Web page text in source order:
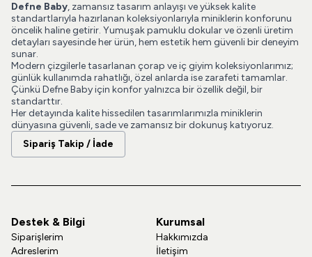
Defne Baby, zamansız tasarım anlayışı ve yüksek kalite
standartlarıyla hazırlanan koleksiyonlarıyla miniklerin konforunu
öncelik haline getirir. Yumuşak pamuklu dokular ve özenli üretim
detayları sayesinde her ürün, hem estetik hem güvenli bir deneyim
sunar.
Modern çizgilerle tasarlanan çorap ve iç giyim koleksiyonlarımız;
günlük kullanımda rahatlığı, özel anlarda ise zarafeti tamamlar.
Çünkü Defne Baby için konfor yalnızca bir özellik değil, bir
standarttır.
Her detayında kalite hissedilen tasarımlarımızla miniklerin
dünyasına güvenli, sade ve zamansız bir dokunuş katıyoruz.
Sipariş Takip / İade
Destek & Bilgi
Siparişlerim
Adreslerim
Kurumsal
Hakkımızda
İletişim